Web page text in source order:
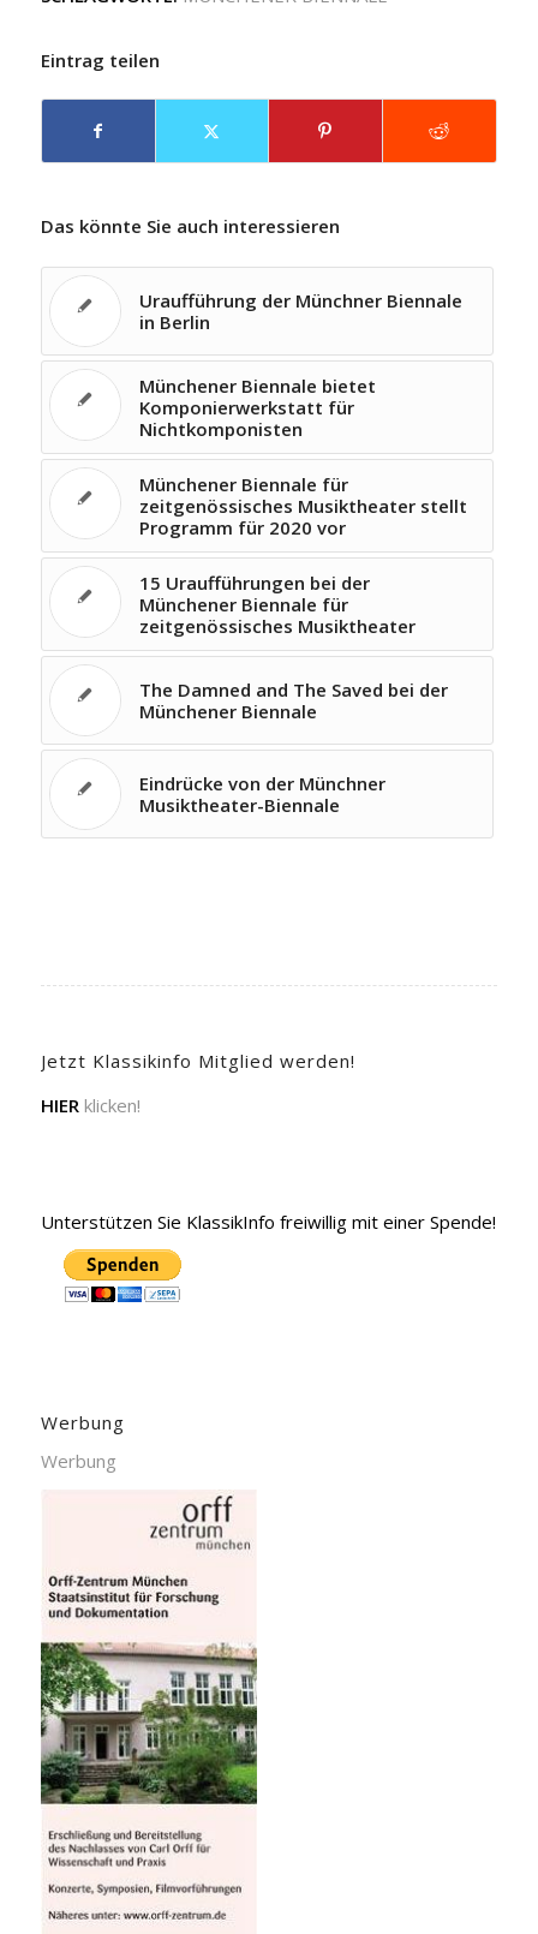
Eintrag teilen
Das könnte Sie auch interessieren
Uraufführung der Münchner Biennale
in Berlin
Münchener Biennale bietet
Komponierwerkstatt für
Nichtkomponisten
Münchener Biennale für
zeitgenössisches Musiktheater stellt
Programm für 2020 vor
15 Uraufführungen bei der
Münchener Biennale für
zeitgenössisches Musiktheater
The Damned and The Saved bei der
Münchener Biennale
Eindrücke von der Münchner
Musiktheater-Biennale
Jetzt Klassikinfo Mitglied werden!
HIER klicken!
Unterstützen Sie KlassikInfo freiwillig mit einer Spende!
Werbung
Werbung